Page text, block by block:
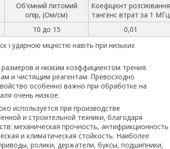
Об'ємний питомий
опір, (Ом/см)
Коефіцієнт розсіювання
тангенс втрат за 1 МГц
10 до 15
0,01
і ударною міцністю навіть при низьких
и низким коэффициентом трения.
и чистящим реагентам. Превосходно
особенно важно при обработке на
очень низкое.
используется при производстве
и строительной техники, благодаря
механическая прочность, антифрикционность
и климатическая стойкость. Наиболее
ролики, держатели, буксы, подшипники,